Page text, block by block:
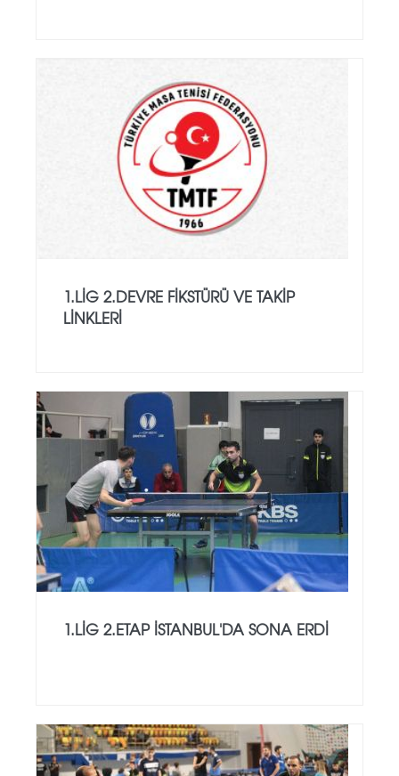
1.LİG 2.DEVRE FİKSTÜRÜ VE TAKİP
LİNKLERİ
1.LİG 2.ETAP İSTANBUL'DA SONA ERDİ